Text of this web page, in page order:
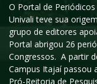
O Portal de
Univali teve sua
grupo de editores
Portal abrigou 26
Congressos. A partir
Campus Itajaí passou
Pró-Reitoria de